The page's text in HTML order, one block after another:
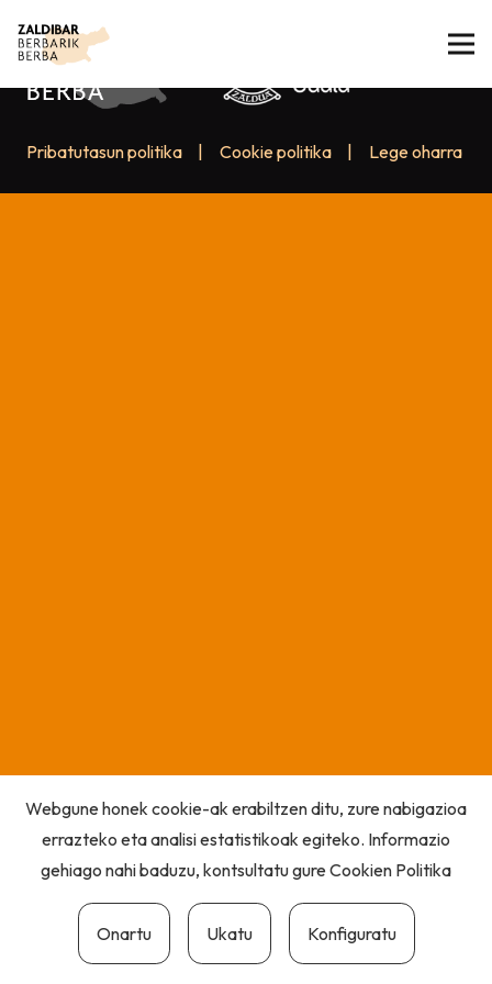
Pribatutasun politika Cookie politika Lege oharra
Webgune honek cookie-ak erabiltzen ditu, zure nabigazioa
errazteko eta analisi estatistikoak egiteko. Informazio
gehiago nahi baduzu, kontsultatu gureCookien Politika
Onartu Ukatu Konfiguratu